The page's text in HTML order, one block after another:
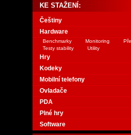
KE STAŽENÍ:
Češtiny
Hardware
Benchmarky Monitoring
Testy stability
Utility
Hry
Kodeky
Mobilní telefony
Ovladače
PDA
Plné hry
Software